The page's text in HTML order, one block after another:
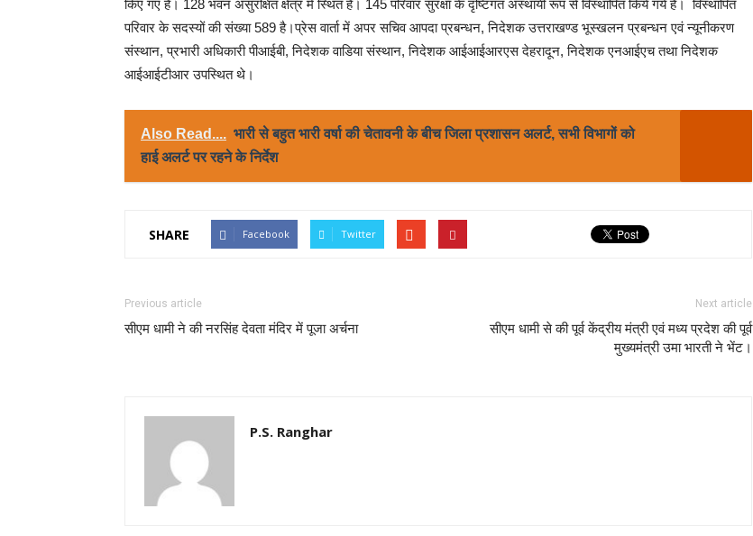
किए गए हैं। 128 भवन असुरक्षित क्षेत्र में स्थित है। 145 परिवार सुरक्षा के दृष्टिगत अस्थायी रूप से विस्थापित किये गये है। विस्थापित
परिवार के सदस्यों की संख्या 589 है।प्रेस वार्ता में अपर सचिव आपदा प्रबन्धन, निदेशक उत्तराखण्ड भूस्खलन प्रबन्धन एवं न्यूनीकरण
संस्थान, प्रभारी अधिकारी पीआईबी, निदेशक वाडिया संस्थान, निदेशक आईआईआरएस देहरादून, निदेशक एनआईएच तथा निदेशक
आईआईटीआर उपस्थित थे।
Also Read.... भारी से बहुत भारी वर्षा की चेतावनी के बीच जिला प्रशासन अलर्ट, सभी विभागों को
हाई अलर्ट पर रहने के निर्देश
SHARE Facebook Twitter
Previous article
सीएम धामी ने की नरसिंह देवता मंदिर में पूजा अर्चना
Next article
सीएम धामी से की पूर्व केंद्रीय मंत्री एवं मध्य प्रदेश की पूर्व
मुख्यमंत्री उमा भारती ने भेंट।
P.S. Ranghar